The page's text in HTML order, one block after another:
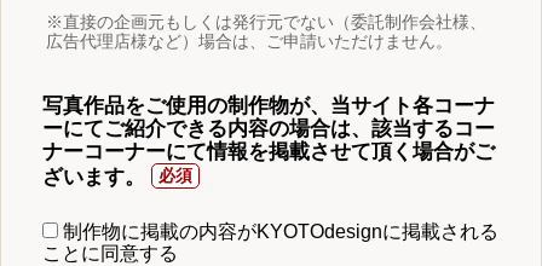
※直接の企画元もしくは発行元でない（委託制作会社様、
広告代理店様など）場合は、ご申請いただけません。
写真作品をご使用の制作物が、当サイト各コーナ
ーにてご紹介できる内容の場合は、該当するコー
ナーコーナーにて情報を掲載させて頂く場合がご
ざいます。
制作物に掲載の内容がKYOTOdesignに掲載される
ことに同意する